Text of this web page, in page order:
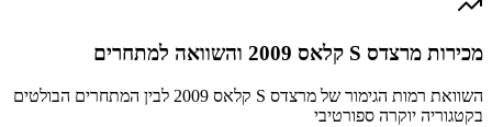
מכירות מרצדס S קלאס 2009 והשוואה למתחרים
השוואת רמות הגימור של מרצדס S קלאס 2009 לבין המתחרים הבולטים
בקטגוריה יוקרה ספורטיבי